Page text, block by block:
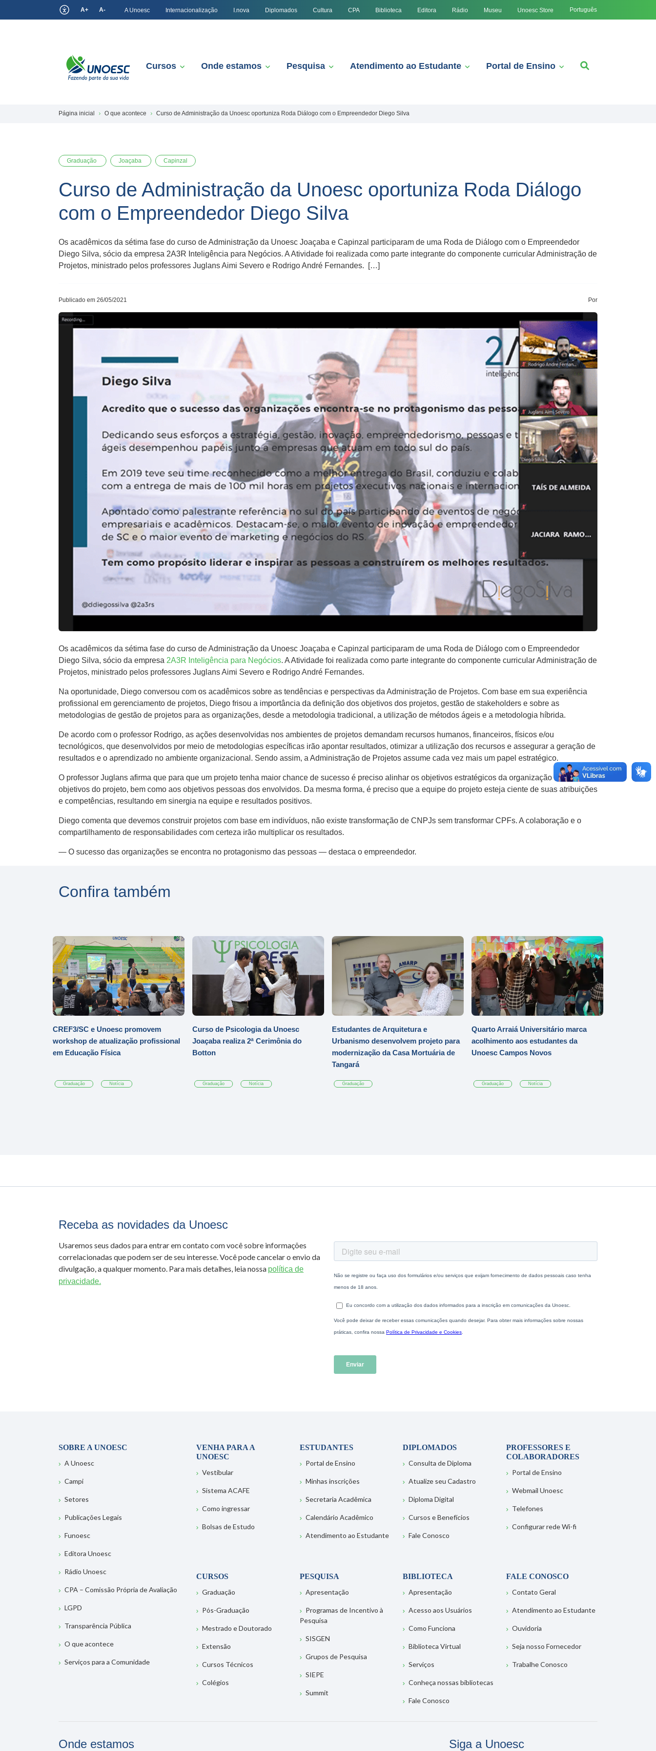
A+ A- A Unoesc Internacionalização I.nova Diplomados Cultura CPA Biblioteca Editora Rádio Museu Unoesc Store Português
Cursos Onde estamos Pesquisa Atendimento ao Estudante Portal de Ensino
Página inicial O que acontece Curso de Administração da Unoesc oportuniza Roda Diálogo com o Empreendedor Diego Silva
Graduação Joaçaba Capinzal
Curso de Administração da Unoesc oportuniza Roda Diálogo
com o Empreendedor Diego Silva
Os acadêmicos da sétima fase do curso de Administração da Unoesc Joaçaba e Capinzal participaram de uma Roda de Diálogo com o Empreendedor
Diego Silva, sócio da empresa 2A3R Inteligência para Negócios. A Atividade foi realizada como parte integrante do componente curricular Administração de
Projetos, ministrado pelos professores Juglans Aimi Severo e Rodrigo André Fernandes. […]
Publicado em 26/05/2021 Por
Os acadêmicos da sétima fase do curso de Administração da Unoesc Joaçaba e Capinzal participaram de uma Roda de Diálogo com o Empreendedor
Diego Silva, sócio da empresa 2A3R Inteligência para Negócios. A Atividade foi realizada como parte integrante do componente curricular Administração de
Projetos, ministrado pelos professores Juglans Aimi Severo e Rodrigo André Fernandes.
Na oportunidade, Diego conversou com os acadêmicos sobre as tendências e perspectivas da Administração de Projetos. Com base em sua experiência
profissional em gerenciamento de projetos, Diego frisou a importância da definição dos objetivos dos projetos, gestão de stakeholders e sobre as
metodologias de gestão de projetos para as organizações, desde a metodologia tradicional, a utilização de métodos ágeis e a metodologia híbrida.
De acordo com o professor Rodrigo, as ações desenvolvidas nos ambientes de projetos demandam recursos humanos, financeiros, físicos e/ou
tecnológicos, que desenvolvidos por meio de metodologias específicas irão apontar resultados, otimizar a utilização dos recursos e assegurar a geração de
resultados e o aprendizado no ambiente organizacional. Sendo assim, a Administração de Projetos assume cada vez mais um papel estratégico.
O professor Juglans afirma que para que um projeto tenha maior chance de sucesso é preciso alinhar os objetivos estratégicos da organização aos
objetivos do projeto, bem como aos objetivos pessoas dos envolvidos. Da mesma forma, é preciso que a equipe do projeto esteja ciente de suas atribuições
e competências, resultando em sinergia na equipe e resultados positivos.
Diego comenta que devemos construir projetos com base em indivíduos, não existe transformação de CNPJs sem transformar CPFs. A colaboração e o
compartilhamento de responsabilidades com certeza irão multiplicar os resultados.
— O sucesso das organizações se encontra no protagonismo das pessoas — destaca o empreendedor.
Confira também
CREF3/SC e Unoesc promovem
workshop de atualização profissional
em Educação Física
Graduação Notícia
Curso de Psicologia da Unoesc
Joaçaba realiza 2ª Cerimônia do
Botton
Graduação Notícia
Estudantes de Arquitetura e
Urbanismo desenvolvem projeto para
modernização da Casa Mortuária de
Tangará
Graduação
Quarto Arraiá Universitário marca
acolhimento aos estudantes da
Unoesc Campos Novos
Graduação Notícia
Receba as novidades da Unoesc
Usaremos seus dados para entrar em contato com você sobre informações
correlacionadas que podem ser de seu interesse. Você pode cancelar o envio da
divulgação, a qualquer momento. Para mais detalhes, leia nossa política de
privacidade.
SOBRE A UNOESC
A Unoesc
Campi
Setores
Publicações Legais
Funoesc
Editora Unoesc
Rádio Unoesc
CPA – Comissão Própria de Avaliação
LGPD
Transparência Pública
O que acontece
Serviços para a Comunidade
VENHA PARA A
UNOESC
Vestibular
Sistema ACAFE
Como ingressar
Bolsas de Estudo
ESTUDANTES
Portal de Ensino
Minhas inscrições
Secretaria Acadêmica
Calendário Acadêmico
Atendimento ao Estudante
DIPLOMADOS
Consulta de Diploma
Atualize seu Cadastro
Diploma Digital
Cursos e Benefícios
Fale Conosco
PROFESSORES E
COLABORADORES
Portal de Ensino
Webmail Unoesc
Telefones
Configurar rede Wi-fi
CURSOS
Graduação
Pós-Graduação
Mestrado e Doutorado
Extensão
Cursos Técnicos
Colégios
PESQUISA
Apresentação
Programas de Incentivo à
Pesquisa
SISGEN
Grupos de Pesquisa
SIEPE
Summit
BIBLIOTECA
Apresentação
Acesso aos Usuários
Como Funciona
Biblioteca Virtual
Serviços
Conheça nossas bibliotecas
Fale Conosco
FALE CONOSCO
Contato Geral
Atendimento ao Estudante
Ouvidoria
Seja nosso Fornecedor
Trabalhe Conosco
Onde estamos Siga a Unoesc